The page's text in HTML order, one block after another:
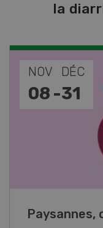
la
NOV
17 -
JAN
26
Cours